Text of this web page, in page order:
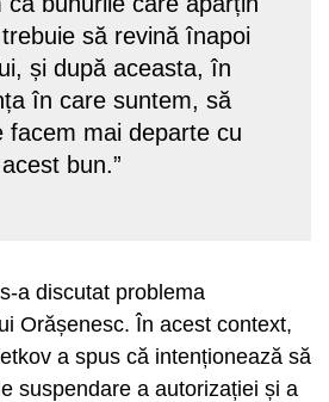
să revină înapoi
și după aceasta, în
în care suntem, să
facem mai departe cu
acest bun.”
a discutat problema
Orășenesc. În acest context,
a spus că intenționează să
suspendare a autorizației și a